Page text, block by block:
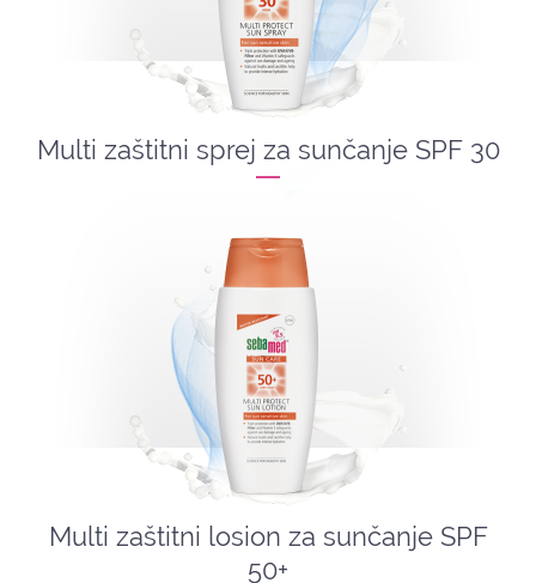
Multi zaštitni sprej za sunčanje SPF 30
Multi zaštitni losion za sunčanje SPF
50+